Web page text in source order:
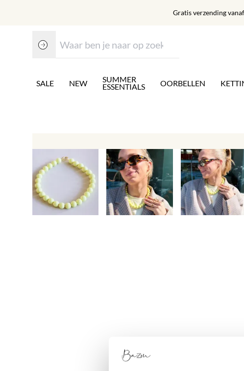
Gratis verzending
SALE NEW SUMMER
ESSENTIALS OORBELLEN